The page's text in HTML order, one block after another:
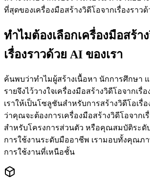
ที่สุดของเครื่องมือสร้างวิดีโอจากเรื่องราวด้
ทำไมต้องเลือกเครื่องมือสร้า
เรื่องราวด้วย AI ของเรา
ค้นพบว่าทำไมผู้สร้างเนื้อหา นักการศึกษา
รายจึงไว้วางใจเครื่องมือสร้างวิดีโอจากเรื่
เราให้เป็นโซลูชันสำหรับการสร้างวิดีโอเรื่
ว่าคุณจะต้องการเครื่องมือสร้างวิดีโอจากเ
สำหรับโครงการส่วนตัว หรือคุณสมบัติระดั
การใช้งานระดับมืออาชีพ เรามอบทั้งคุณภ
การใช้งานที่เหนือชั้น